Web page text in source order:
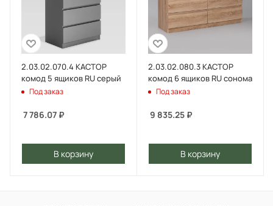
2.03.02.070.4 КАСТОР
комод 5 ящиков RU серый
Под заказ
7 786.07 ₽
В корзину
2.03.02.080.3 КАСТОР
комод 6 ящиков RU сонома
Под заказ
9 835.25 ₽
В корзину